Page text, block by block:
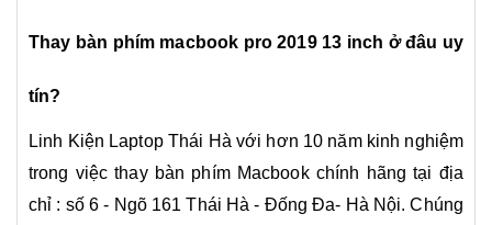
Thay bàn phím macbook pro 2019 13 inch ở đâu uy
tín?
Linh Kiện Laptop Thái Hà với hơn 10 năm kinh nghiệm
trong việc thay bàn phím Macbook chính hãng tại địa
chỉ : số 6 - Ngõ 161 Thái Hà - Đống Đa- Hà Nội. Chúng